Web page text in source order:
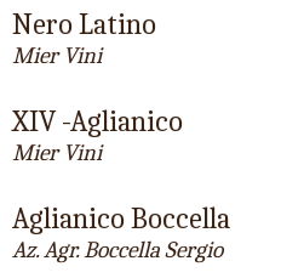
Nero Latino
Mier Vini
XIV -Aglianico
Mier Vini
Aglianico Boccella
Az. Agr. Boccella Sergio